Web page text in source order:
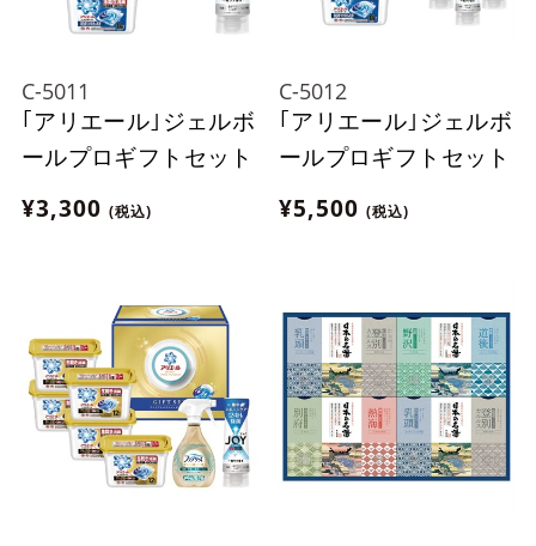
C-5011
｢アリエール｣ジェルボ
ールプロギフトセット
¥3,300 (税込)
C-5012
｢アリエール｣ジェルボ
ールプロギフトセット
¥5,500 (税込)